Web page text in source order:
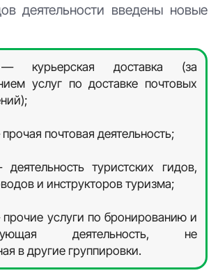
деятельности введены новые
курьерская доставка (за
услуг по доставке почтовых
почтовая деятельность;
туристских гидов,
и инструкторов туризма;
услуги по бронированию и
деятельность, не
в другие группировки.